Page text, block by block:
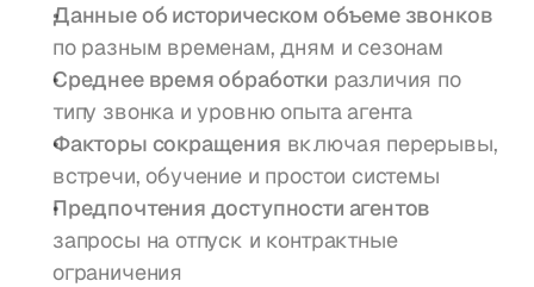
Данные об историческом объеме звонков
по разным временам, дням и сезонам
Среднее время обработки различия по
типу звонка и уровню опыта агента
Факторы сокращения включая перерывы,
встречи, обучение и простои системы
Предпочтения доступности агентов
запросы на отпуск и контрактные
ограничения